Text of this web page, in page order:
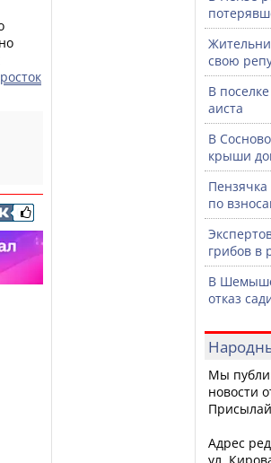
свою
В
аиста
В
крыши
Пензячка
по
грибов в
В
отказ
Мы
новости
Адрес